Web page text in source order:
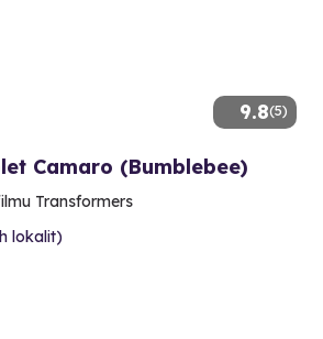
9.8(5)
Camaro (Bumblebee)
Transformers
lokalit)